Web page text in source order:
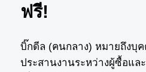
ฟรี!
บิ๊กดีล (คนกลาง) หมายถึงบุ
ประสานงานระหว่างผู้ซื้อแ